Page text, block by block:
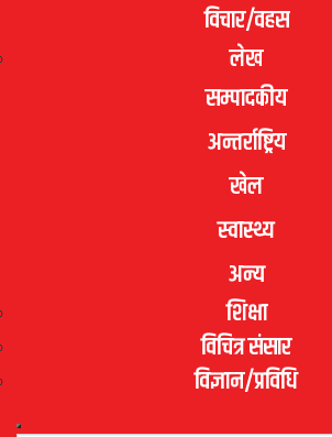
विचार/वहस
लेख
सम्पादकीय
अन्तर्राष्ट्रिय
खेल
स्वास्थ्य
अन्य
शिक्षा
विचित्र संसार
विज्ञान/प्रविधि